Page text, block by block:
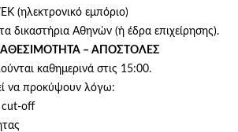
(ηλεκτρονικό εμπόριο)
δικαστήρια Αθηνών (ή έδρα επιχείρησης).
– ΑΠΟΣΤΟΛΕΣ
καθημερινά στις 15:00.
να προκύψουν λόγω:
cut-off